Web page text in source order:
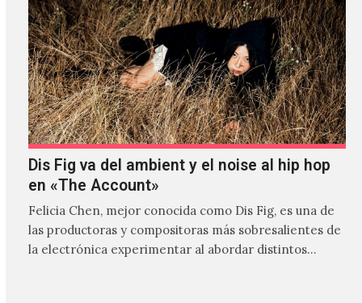
Dis Fig va del ambient y el noise al hip hop
en «The Account»
Felicia Chen, mejor conocida como Dis Fig, es una de
las productoras y compositoras más sobresalientes de
la electrónica experimentar al abordar distintos